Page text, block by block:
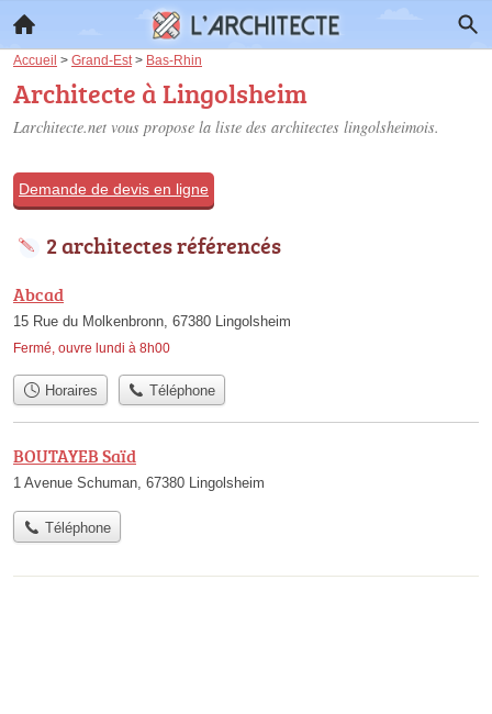
Accueil > Grand-Est > Bas-Rhin
Architecte à Lingolsheim
Larchitecte.net vous propose la liste des architectes lingolsheimois.
Demande de devis en ligne
2 architectes référencés
Abcad
15 Rue du Molkenbronn, 67380 Lingolsheim
Fermé, ouvre lundi à 8h00
Horaires Téléphone
BOUTAYEB Saïd
1 Avenue Schuman, 67380 Lingolsheim
Téléphone